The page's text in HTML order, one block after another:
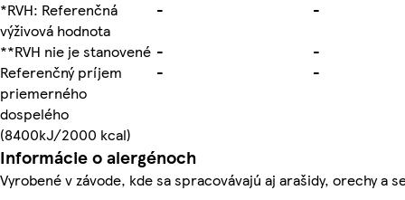
*RVH: Referenčná
výživová hodnota
-
-
**RVH nie je stanovené -
-
Referenčný príjem
priemerného
dospelého
(8400kJ/2000 kcal)
- -
Informácie o alergénoch
Vyrobené v závode, kde sa spracovávajú aj arašidy, orechy a